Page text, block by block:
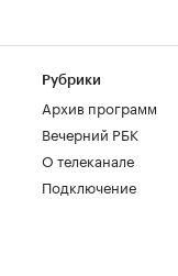
Рубрики
Архив программ
Вечерний РБК
О телеканале
Подключение